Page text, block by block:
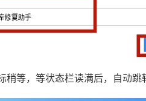
稍等，等状态栏读满后，自动跳